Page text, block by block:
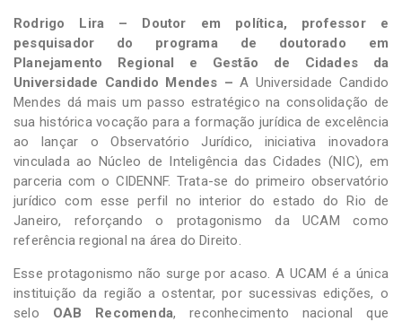
Rodrigo Lira – Doutor em política, professor e
pesquisador do programa de doutorado em
Planejamento Regional e Gestão de Cidades da
Universidade Candido Mendes – A Universidade Candido
Mendes dá mais um passo estratégico na consolidação de
sua histórica vocação para a formação jurídica de excelência
ao lançar o Observatório Jurídico, iniciativa inovadora
vinculada ao Núcleo de Inteligência das Cidades (NIC), em
parceria com o CIDENNF. Trata-se do primeiro observatório
jurídico com esse perfil no interior do estado do Rio de
Janeiro, reforçando o protagonismo da UCAM como
referência regional na área do Direito.
Esse protagonismo não surge por acaso. A UCAM é a única
instituição da região a ostentar, por sucessivas edições, o
selo OAB Recomenda, reconhecimento nacional que